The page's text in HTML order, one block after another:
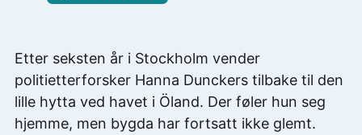
Etter seksten år i Stockholm vender
politietterforsker Hanna Dunckers tilbake til den
lille hytta ved havet i Öland. Der føler hun seg
hjemme, men bygda har fortsatt ikke glemt.